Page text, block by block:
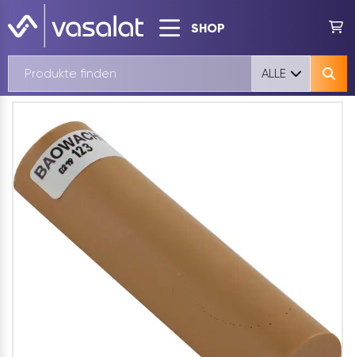
SHOP
ALLE